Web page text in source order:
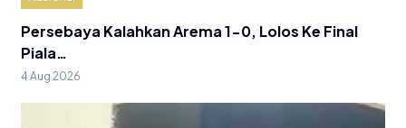
Persebaya Kalahkan Arema 1-0, Lolos Ke Final
Piala…
4 Aug 2026